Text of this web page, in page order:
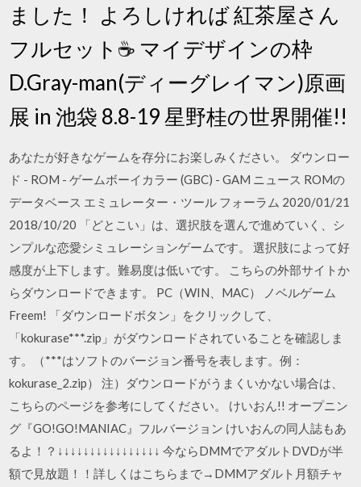
ました！ よろしければ 紅茶屋さん
フルセット☕️ マイデザインの枠
D.Gray-man(ディーグレイマン)原画
展 in 池袋 8.8-19 星野桂の世界開催!!
あなたが好きなゲームを存分にお楽しみください。 ダウンロー
ド - ROM - ゲームボーイカラー (GBC) - GAM ニュース ROMの
データベース エミュレーター・ツール フォーラム 2020/01/21
2018/10/20 「どとこい」は、選択肢を選んで進めていく、シ
ンプルな恋愛シミュレーションゲームです。 選択肢によって好
感度が上下します。難易度は低いです。 こちらの外部サイトか
らダウンロードできます。 PC（WIN、MAC） ノベルゲーム
Freem! 「ダウンロードボタン」をクリックして、
「kokurase***.zip」がダウンロードされていることを確認しま
す。（***はソフトのバージョン番号を表します。例：
kokurase_2.zip） 注）ダウンロードがうまくいかない場合は、
こちらのページを参考にしてください。 けいおん!! オープニン
グ『GO!GO!MANIAC』フルバージョン けいおんの同人誌もあ
るよ！？↓↓↓↓↓↓↓↓↓↓↓↓↓↓↓↓ 今ならDMMでアダルトDVDが半
額で見放題！！詳しくはこちらまで→DMMアダルト月額チャ